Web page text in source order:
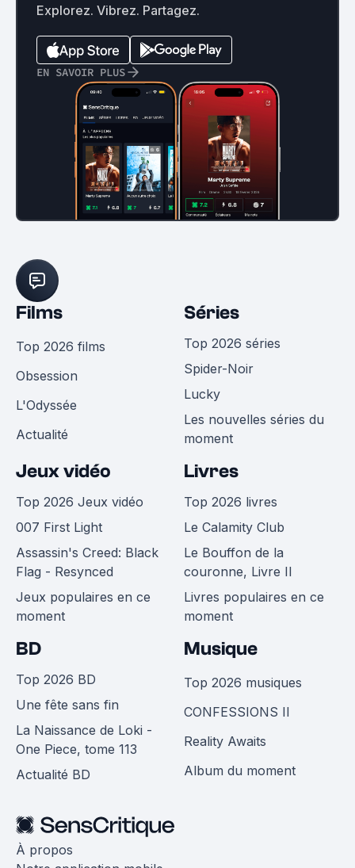
Explorez. Vibrez. Partagez.
EN SAVOIR PLUS
Films
Top 2026 films
Obsession
L'Odyssée
Actualité
Séries
Top 2026 séries
Spider-Noir
Lucky
Les nouvelles séries du
moment
Jeux vidéo
Top 2026 Jeux vidéo
007 First Light
Assassin's Creed: Black
Flag - Resynced
Jeux populaires en ce
moment
Livres
Top 2026 livres
Le Calamity Club
Le Bouffon de la
couronne, Livre II
Livres populaires en ce
moment
BD
Top 2026 BD
Une fête sans fin
La Naissance de Loki -
One Piece, tome 113
Actualité BD
Musique
Top 2026 musiques
CONFESSIONS II
Reality Awaits
Album du moment
À propos